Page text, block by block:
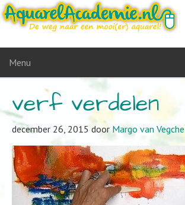
Menu
verf verdelen
december 26, 2015 door Margo van